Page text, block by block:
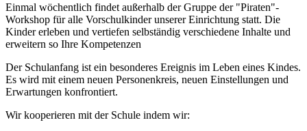
Einmal wöchentlich findet außerhalb der Gruppe der "Piraten"-
Workshop für alle Vorschulkinder unserer Einrichtung statt. Die
Kinder erleben und vertiefen selbständig verschiedene Inhalte und
erweitern so Ihre Kompetenzen
Der Schulanfang ist ein besonderes Ereignis im Leben eines Kindes.
Es wird mit einem neuen Personenkreis, neuen Einstellungen und
Erwartungen konfrontiert.
Wir kooperieren mit der Schule indem wir: